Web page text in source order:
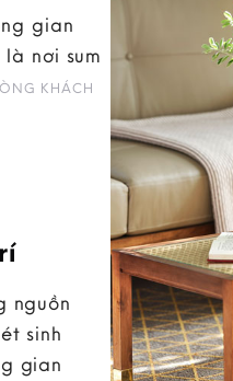
gian
nơi sum
KHÁCH
nguồn
sinh
gian